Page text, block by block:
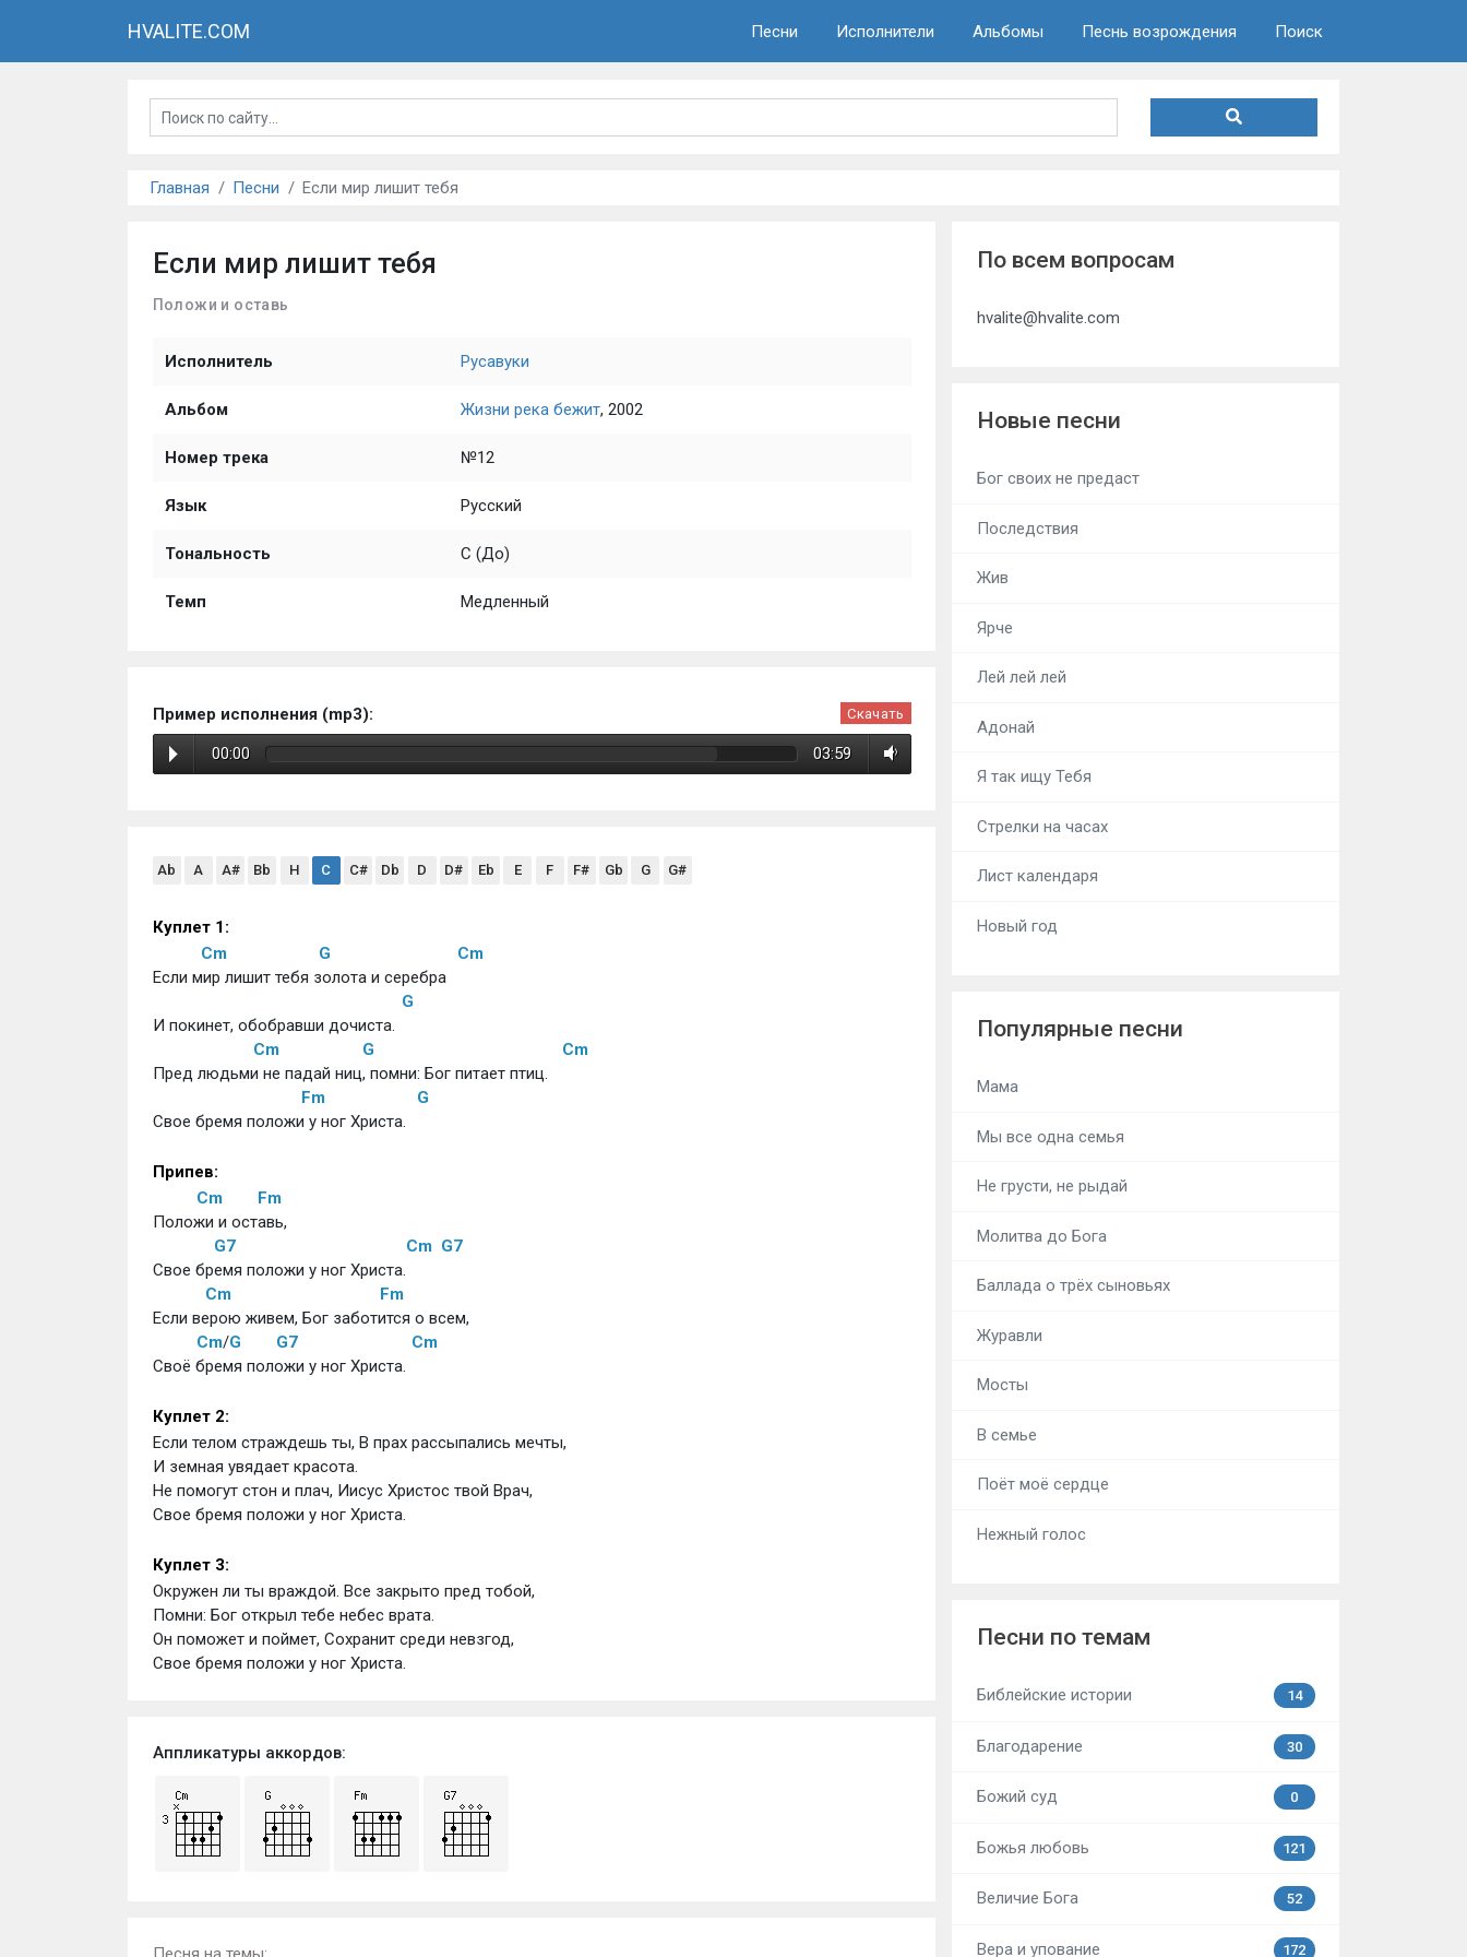
HVALITE.COM Песни Исполнители Альбомы Песнь возрождения Поиск
Главная Песни Если мир лишит тебя
Если мир лишит тебя
Положи и оставь
Исполнитель Русавуки
Альбом Жизни река бежит, 2002
Номер трека №12
Язык Русский
Тональность C (До)
Темп Медленный
Пример исполнения (mp3): Скачать
00:00 03:59
Ab A A# Bb H C C# Db D D# Eb E F F# Gb G G#
Куплет 1:
Cm
G
Cm
Если мир лишит тебя золота и серебра
G
И покинет, обобравши дочиста.
Cm
G
Cm
Пред людьми не падай ниц, помни: Бог питает птиц.
Fm
G
Свое бремя положи у ног Христа.
Припев:
Cm
Fm
Положи и оставь,
G7
Cm G7
Свое бремя положи у ног Христа.
Cm
Fm
Если верою живем, Бог заботится о всем,
Cm/G G7
Cm
Своё бремя положи у ног Христа.
Куплет 2:
Если телом страждешь ты, В прах рассыпались мечты,
И земная увядает красота.
Не помогут стон и плач, Иисус Христос твой Врач,
Свое бремя положи у ног Христа.
Куплет 3:
Окружен ли ты враждой. Все закрыто пред тобой,
Помни: Бог открыл тебе небес врата.
Он поможет и поймет, Сохранит среди невзгод,
Свое бремя положи у ног Христа.
Аппликатуры аккордов:
По всем вопросам
hvalite@hvalite.com
Новые песни
Бог своих не предаст
Последствия
Жив
Ярче
Лей лей лей
Адонай
Я так ищу Тебя
Стрелки на часах
Лист календаря
Новый год
Популярные песни
Мама
Мы все одна семья
Не грусти, не рыдай
Молитва до Бога
Баллада о трёх сыновьях
Журавли
Мосты
В семье
Поёт моё сердце
Нежный голос
Песни по темам
Библейские истории 14
Благодарение 30
Божий суд 0
Божья любовь 121
Величие Бога 52
Вера и упование 172